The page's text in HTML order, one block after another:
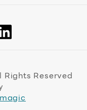
Reserved